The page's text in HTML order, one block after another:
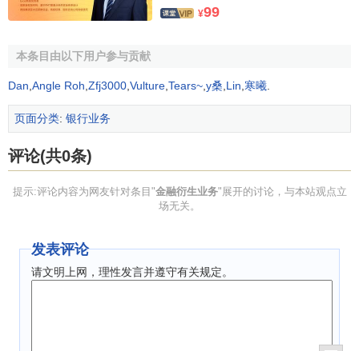
¥99
本条目由以下用户参与贡献
Dan Angle Roh Zfj3000 Vulture Tears~ y桑 Lin 寒曦
页面分类: 银行业务
评论(共0条)
提示:评论内容为网友针对条目"金融衍生业务"展开的讨论，与本站观点立
场无关。
发表评论
请文明上网，理性发言并遵守有关规定。